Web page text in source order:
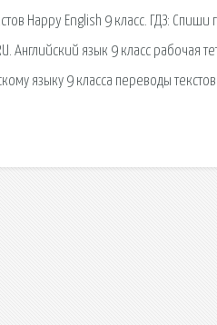
Happy English 9 класс. ГДЗ: Спиши
Английский язык 9 класс рабочая
языку 9 класса переводы текстов